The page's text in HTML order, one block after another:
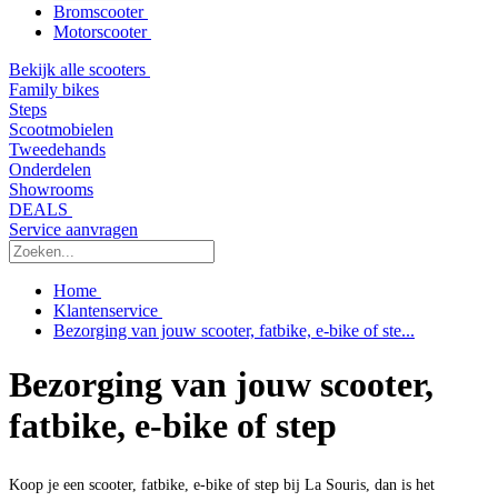
Bromscooter
Motorscooter
Bekijk alle scooters
Family bikes
Steps
Scootmobielen
Tweedehands
Onderdelen
Showrooms
DEALS
Service aanvragen
Home
Klantenservice
Bezorging van jouw scooter, fatbike, e-bike of ste...
Bezorging van jouw scooter,
fatbike, e-bike of step
Koop je een scooter, fatbike, e-bike of step bij La Souris, dan is het